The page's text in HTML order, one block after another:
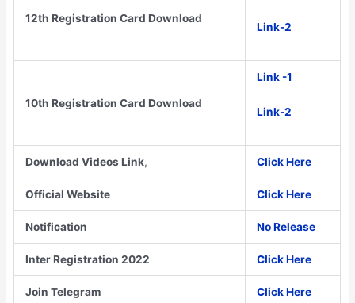
12th Registration Card Download
Link-2
10th Registration Card Download
Link -1
Link-2
Download Videos Link, Click Here
Official Website Click Here
Notification No Release
Inter Registration 2022 Click Here
Join Telegram Click Here